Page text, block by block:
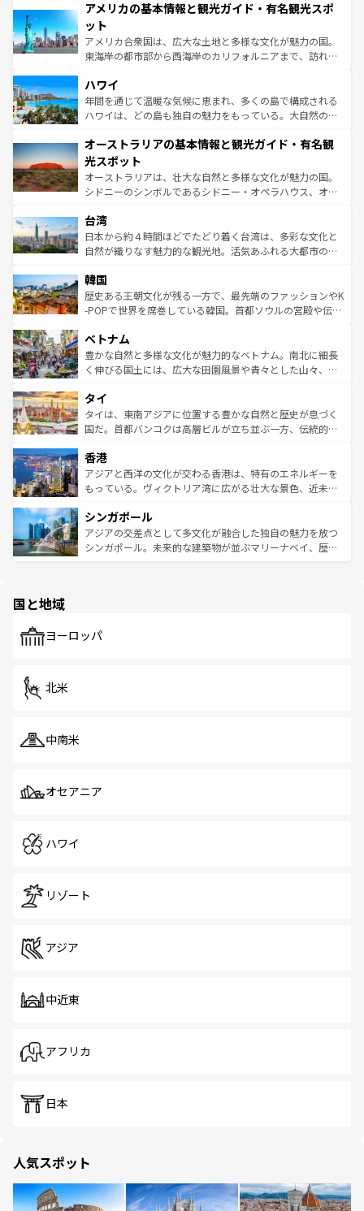
ンツ一覧を参照してほしい。
の建物がそのまま残る町や、スイスならではのユニークな
博物館もあり、アルプス観光だけでなく町歩きも満喫する
ことができる。国民の所得が高いため物価も高いが、旅行
者向けの交通パス提供のサービスもあり、うまく活用すれ
着のスイス情報は
アメリカの基本情報と観光ガイド・有名観光スポ
ット
アメリカ合衆国は、広大な土地と多様な文化が魅力の国。
東海岸の都市部から西海岸のカリフォルニアまで、訪れる
のような巨大都市は、観光、ショッピング、エンターテイ
ンメントが詰まった刺激的なスポットだ。一方、アメリカ
西部には大自然が広がり、グランドキャニオンやイエロー
部のニューオーリンズでは、音楽と美食が融合した独特の
文化が魅力。旅行者はアメリカの各地域で異なる魅力を楽
しみながら、その多様性と豊かな歴史を感じることができ
るだろう。車でのロードトリップや列車の旅も、アメリカ
情報は
ハワイ
年間を通じて温暖な気候に恵まれ、多くの島で構成される
ハワイは、どの島も独自の魅力をもっている。大自然の神
ワイ島は見逃せない。また、定番の観光地といえばオアフ
島だが、静かな自然を求めるならマウイ島やカウアイ島が
おすすめ。エメラルドグリーンに輝く海をはじめ、豊かな
文化や歴史が息づいている。「アロハスピリット」と呼ば
人々、おいしいローカルフードやハワイアンミュージッ
ク、伝統的なフラダンスなど、すべてがハワイの魅力を彩
っている。訪れるたびに新しい発見と感動が待っているハ
はコンテンツ一覧
オーストラリアの基本情報と観光ガイド・有名観
光スポット
オーストラリアは、壮大な自然と多様な文化が魅力の国。
シドニーのシンボルであるシドニー・オペラハウス、オー
リアリーフや大陸中央部にそびえるウルル（エアーズロッ
ク）、タスマニアの美しい原生林やケアンズの熱帯雨林な
ど、見どころがたくさん。また、カフェやワイン、オージ
いる。アクティビティも充実しており、サーフィンやダイ
ビング、ハイキングなど、アウトドア好きにはたまらな
い。オーストラリアの多彩な魅力を存分に味わいつくそ
参照してほしい。
台湾
日本から約４時間ほどでたどり着く台湾は、多彩な文化と
自然が織りなす魅力的な観光地。活気あふれる大都市の台
ン）、静ひつな山岳地帯である台湾東部など、都市の喧騒
と山間の静けさが共存しており、訪れる人に新しい発見と
驚きをもたらしてくれる。また、奥深い台湾の食文化も魅
容にもいいと評判のスイーツなど、バラエティ豊かな料理
が味わえる。 なお、新着の台湾情報は コンテンツ一覧を参
照してほしい。
韓国
歴史ある王朝文化が残る一方で、最先端のファッションやK
-POPで世界を席巻している韓国。首都ソウルの宮殿や伝統
き、地方に足を延ばせば四季折々の自然美を楽しむことが
できる。そして、キムチや焼肉、絶品のストリートフード
まで、さまざまな韓国料理が待っている。夜には、韓国な
リティに包まれながら、韓国の多彩な魅力を心ゆくまで味
わってみてほしい。 なお、新着の韓国情報はコンテンツ一
覧を参照してほしい。
ベトナム
豊かな自然と多様な文化が魅力的なベトナム。南北に細長
く伸びる国土には、広大な田園風景や青々とした山々、世
急速な発展と共に伝統が息づく。ハノイの古い町並みやホ
ーチミン市のフランス統治時代の建物も、独特の雰囲気を
醸し出している。また、バラエティの豊かさとおいしさで
とつ。フォーやバインミー、ベトナムコーヒーなどは、ぜ
ひ現地で味わいたい。どの地域を訪れてもあたたかい人々
が旅行者を迎えてくれるので、きっと忘れられない旅にな
参照してほしい。
タイ
タイは、東南アジアに位置する豊かな自然と歴史が息づく
国だ。首都バンコクは高層ビルが立ち並ぶ一方、伝統的な
の活気が交差している。北部ではチェンマイなどの山岳地
帯で自然と触れ合い、南部ではプーケットやクラビの美し
いビーチでリゾート気分を楽しむことができる。タイ料理
激する。気候は一年中温暖で、どの季節にも異なる楽しみ
が待っている。親しみやすいタイの人々、仏教を中心とし
た文化、そして多様な観光資源が、訪れる旅人を魅了し続
香港
アジアと西洋の文化が交わる香港は、特有のエネルギーを
もっている。ヴィクトリア湾に広がる壮大な景色、近未来
み、どこを訪れても感動するはず。観光スポットが密集し
ており、効率よく見どころを回れるのも魅力。息をのむよ
うな絶景から文化的な体験まで、香港を存分に楽しみ尽く
シンガポール
アジアの交差点として多文化が融合した独自の魅力を放つ
シンガポール。未来的な建築物が並ぶマリーナベイ、歴史
で、ホーカーズは地元の風情を楽しめる外せないスポット
国と地域
ヨーロッパ
北米
中南米
オセアニア
ハワイ
リゾート
アジア
中近東
アフリカ
日本
人気スポット